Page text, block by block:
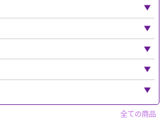
チョロQその他
チョロＱゼロ
ルパン三世
エリート・フォース
警察車両
フィギュア
全ての商品